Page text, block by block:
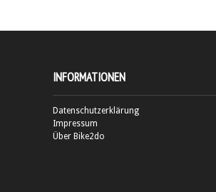
INFORMATIONEN
Datenschutzerklärung
Impressum
Über Bike2do